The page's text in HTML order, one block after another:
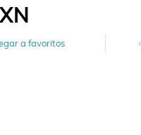
a favoritos